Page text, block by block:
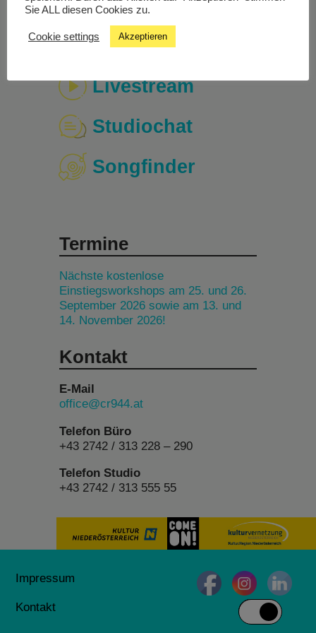
Livestream
Studiochat
Songfinder
Termine
Nächste kostenlose
Einstiegsworkshops am 25. und 26.
September 2026 sowie am 13. und
14. November 2026!
Kontakt
E-Mail
office@cr944.at
Telefon Büro
+43 2742 / 313 228 – 290
Telefon Studio
+43 2742 / 313 555 55
Impressum
Kontakt
Sie ALL diesen Cookies zu.
Cookie settings Akzeptieren